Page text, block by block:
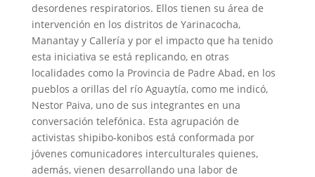
desordenes respiratorios. Ellos tienen su área de
intervención en los distritos de Yarinacocha,
Manantay y Callería y por el impacto que ha tenido
esta iniciativa se está replicando, en otras
localidades como la Provincia de Padre Abad, en los
pueblos a orillas del río Aguaytía, como me indicó,
Nestor Paiva, uno de sus integrantes en una
conversación telefónica. Esta agrupación de
activistas shipibo-konibos está conformada por
jóvenes comunicadores interculturales quienes,
además, vienen desarrollando una labor de